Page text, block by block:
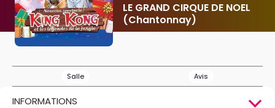
LE GRAND CIRQUE DE NOEL
(Chantonnay)
Salle Avis
INFORMATIONS